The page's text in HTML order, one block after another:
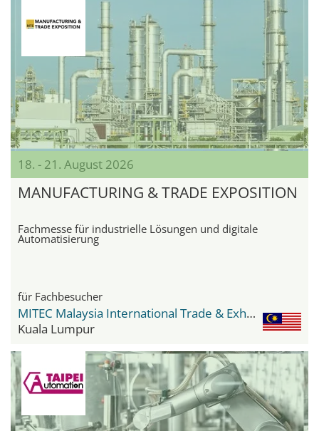
18. - 21. August 2026
MANUFACTURING & TRADE EXPOSITION
Fachmesse für industrielle Lösungen und digitale
Automatisierung
für Fachbesucher
MITEC Malaysia International Trade & Exhibition Centre
Kuala Lumpur